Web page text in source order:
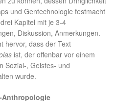
und Gentechnologie festmacht
Kapitel mit je 3-4
Diskussion, Anmerkungen.
hervor, dass der Text
ist, der offenbar vor einem
Sozial-, Geistes- und
wurde.